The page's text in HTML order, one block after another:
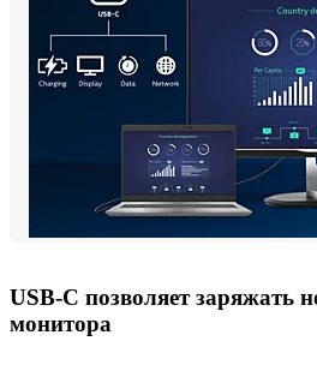
USB-C позволяет заряжать
монитора